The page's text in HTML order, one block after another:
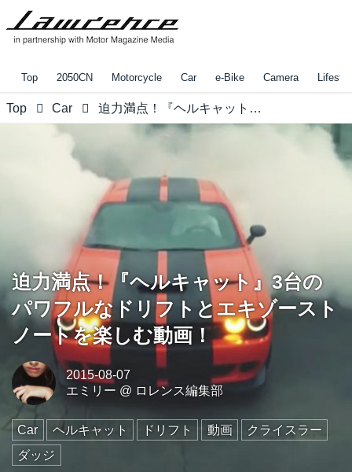
Top 2050CN Motorcycle Car e-Bike Camera
Top Car 迫力満点！『ヘルキャット』3台のパワフルなドリフトとエキゾーストノートを楽しむ動画！
迫力満点！『ヘルキャット』3台の
パワフルなドリフトとエキゾースト
ノートを楽しむ動画！
2015-08-07
エミリー @ ロレンス編集部
Car ヘルキャット ドリフト 動画
クライスラー
ダッジ